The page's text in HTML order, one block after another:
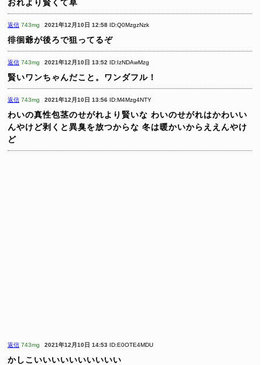
おれより賢くて草
返信 743mg 2021年12月10日 12:58 ID:Q0MzgzNzk
徘徊爺が後ろで狙ってるぞ
返信 743mg 2021年12月10日 13:52 ID:IzNDAwMzg
賢いワンちゃんだこと。ワンダフル！
返信 743mg 2021年12月10日 13:56 ID:M4Mzg4NTY
わいの真性包茎のせがれより賢いな わいのせがれはかわいい
んやけど剥くと異臭を放つからな 冬は暖かいからええんやけ
ど
返信 743mg 2021年12月10日 14:53 ID:E0OTE4MDU
かしこいいいいいいいいいい